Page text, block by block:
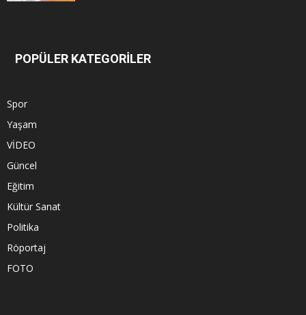
POPÜLER KATEGORİLER
Spor
Yaşam
VİDEO
Güncel
Eğitim
Kültür Sanat
Politika
Röportaj
FOTO